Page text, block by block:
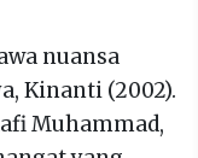
nuansa
Kinanti (2002).
Muhammad,